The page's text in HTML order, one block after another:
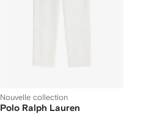
Nouvelle collection
Polo Ralph Lauren